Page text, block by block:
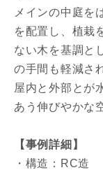
メインの中庭を
を配置し、植栽
ない木を基調と
の手間も軽減さ
屋内と外部とが
あう伸びやかな
【事例詳細】
・構造：RC造